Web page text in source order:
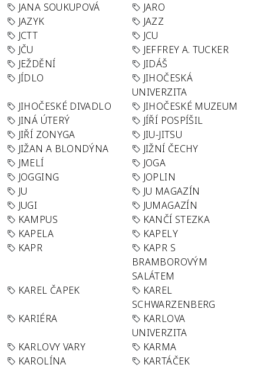
JANA SOUKUPOVÁ
JARO
JAZYK
JAZZ
JCTT
JCU
JČU
JEFFREY A. TUCKER
JEŽDĚNÍ
JIDÁŠ
JÍDLO
JIHOČESKÁ
UNIVERZITA
JIHOČESKÉ DIVADLO
JIHOČESKÉ MUZEUM
JINÁ ÚTERÝ
JÍŘÍ POSPÍŠIL
JIŘÍ ZONYGA
JIU-JITSU
JIŽAN A BLONDÝNA
JIŽNÍ ČECHY
JMELÍ
JOGA
JOGGING
JOPLIN
JU
JU MAGAZÍN
JUGI
JUMAGAZÍN
KAMPUS
KANČÍ STEZKA
KAPELA
KAPELY
KAPR
KAPR S
BRAMBOROVÝM
SALÁTEM
KAREL ČAPEK
KAREL
SCHWARZENBERG
KARIÉRA
KARLOVA
UNIVERZITA
KARLOVY VARY
KARMA
KAROLÍNA
KARTÁČEK